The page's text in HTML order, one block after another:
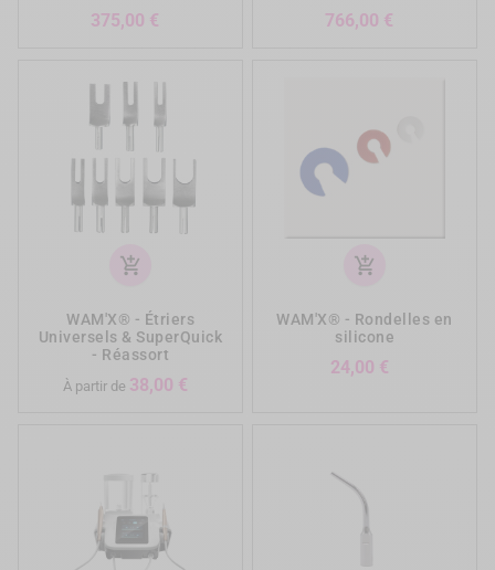
375,00 € 766,00 €
add_shopping_cart
WAM'X® - Étriers
Universels & SuperQuick
- Réassort
À partir de 38,00 €
add_shopping_cart
WAM'X® - Rondelles en
silicone
24,00 €